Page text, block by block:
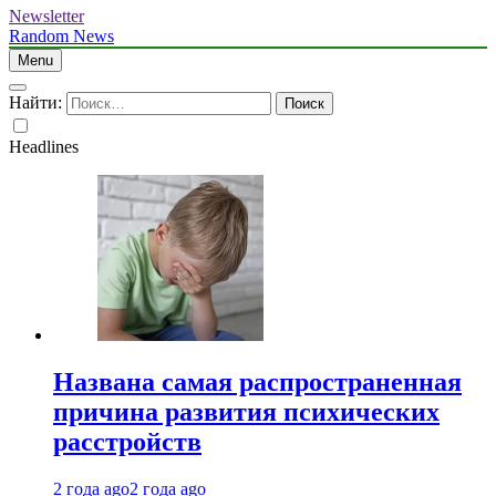
Newsletter
Random News
Menu
Найти:
Headlines
Названа самая распространенная
причина развития психических
расстройств
2 года ago2 года ago